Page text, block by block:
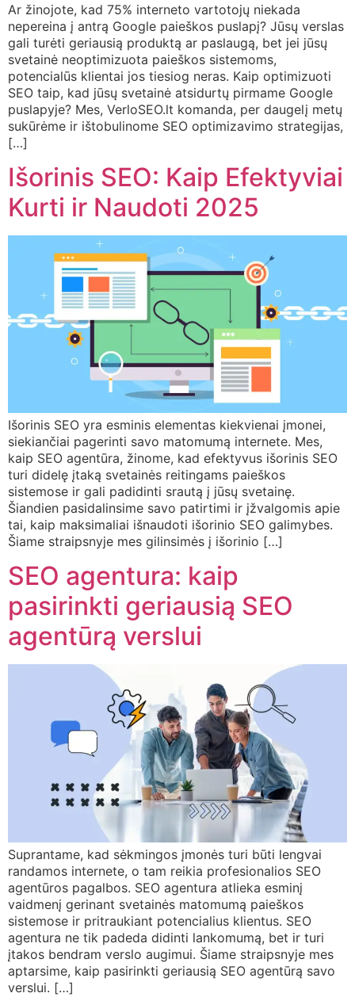
Ar žinojote, kad 75% interneto vartotojų niekada
nepereina į antrą Google paieškos puslapį? Jūsų verslas
gali turėti geriausią produktą ar paslaugą, bet jei jūsų
svetainė neoptimizuota paieškos sistemoms,
potencialūs klientai jos tiesiog neras. Kaip optimizuoti
SEO taip, kad jūsų svetainė atsidurtų pirmame Google
puslapyje? Mes, VerloSEO.lt komanda, per daugelį metų
sukūrėme ir ištobulinome SEO optimizavimo strategijas,
[…]
Išorinis SEO: Kaip Efektyviai
Kurti ir Naudoti 2025
Išorinis SEO yra esminis elementas kiekvienai įmonei,
siekiančiai pagerinti savo matomumą internete. Mes,
kaip SEO agentūra, žinome, kad efektyvus išorinis SEO
turi didelę įtaką svetainės reitingams paieškos
sistemose ir gali padidinti srautą į jūsų svetainę.
Šiandien pasidalinsime savo patirtimi ir įžvalgomis apie
tai, kaip maksimaliai išnaudoti išorinio SEO galimybes.
Šiame straipsnyje mes gilinsimės į išorinio […]
SEO agentura: kaip
pasirinkti geriausią SEO
agentūrą verslui
Suprantame, kad sėkmingos įmonės turi būti lengvai
randamos internete, o tam reikia profesionalios SEO
agentūros pagalbos. SEO agentura atlieka esminį
vaidmenį gerinant svetainės matomumą paieškos
sistemose ir pritraukiant potencialius klientus. SEO
agentura ne tik padeda didinti lankomumą, bet ir turi
įtakos bendram verslo augimui. Šiame straipsnyje mes
aptarsime, kaip pasirinkti geriausią SEO agentūrą savo
verslui. […]